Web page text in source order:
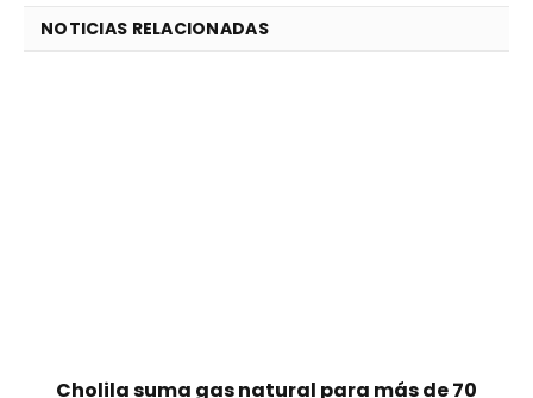
NOTICIAS RELACIONADAS
Cholila suma gas natural para más de 70